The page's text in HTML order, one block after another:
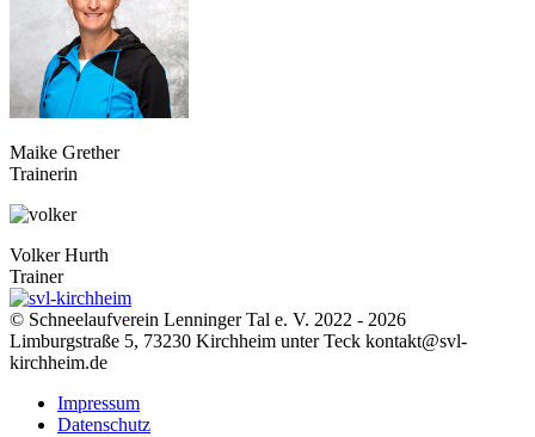
Maike Grether
Trainerin
Volker Hurth
Trainer
© Schneelaufverein Lenninger Tal e. V. 2022 - 2026
Limburgstraße 5, 73230 Kirchheim unter Teck kontakt@svl-
kirchheim.de
Impressum
Datenschutz